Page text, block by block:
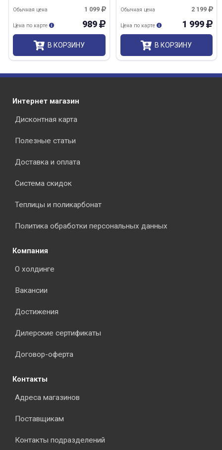
1 099
Обычная цена
989
Цена по карте
В КОРЗИНУ
2 199
Обычная цена
1 999
Цена по карте
В КОРЗИНУ
Интернет магазин
Дисконтная карта
Полезные статьи
Доставка и оплата
Система скидок
Теплицы и поликарбонат
Политика обработки персональных данных
Компания
О холдинге
Вакансии
Достижения
Дилерские сертификаты
Договор-оферта
Контакты
Адреса магазинов
Поставщикам
Контакты подразделений